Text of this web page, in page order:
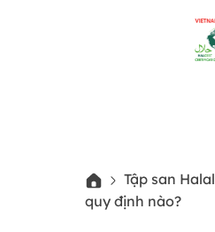
Tập san Halal
quy định nào?